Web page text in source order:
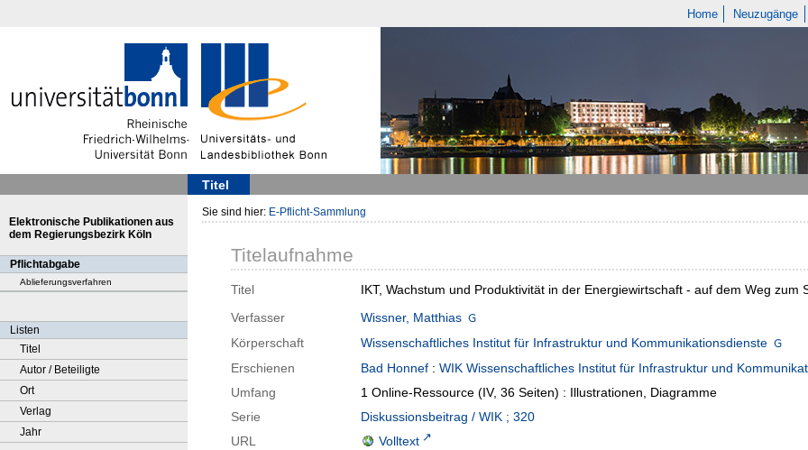
Home Neuzugänge
Titel
Elektronische Publikationen aus
dem Regierungsbezirk Köln
Pflichtabgabe
Ablieferungsverfahren
Listen
Titel
Autor / Beteiligte
Ort
Verlag
Jahr
Sie sind hier: E-Pflicht-Sammlung
Titelaufnahme
Titel
IKT, Wachstum und Produktivität in der Energiewirtschaft - auf dem Weg zum
Verfasser
Wissner, Matthias
Körperschaft
Wissenschaftliches Institut für Infrastruktur und Kommunikationsdienste
Erschienen
Bad Honnef : WIK Wissenschaftliches Institut für Infrastruktur und
Umfang
1 Online-Ressource (IV, 36 Seiten) : Illustrationen, Diagramme
Serie
Diskussionsbeitrag / WIK ; 320
URL
Volltext